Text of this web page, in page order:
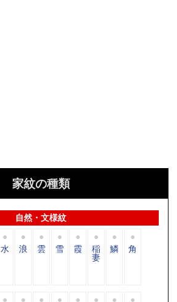
家紋の種類
自然・文様紋
水 浪 雲 雪 霞 稲
妻
鱗 角